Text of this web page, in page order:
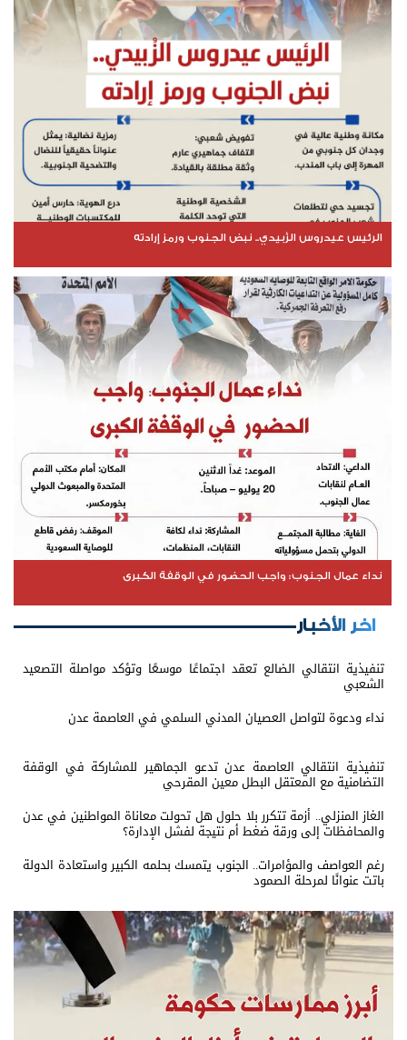
الرئيس عيدروس الزُبيدي.. نبض الجنوب ورمز إرادته
نداء عمال الجنوب: واجب الحضور في الوقفة الكبرى
اخر الأخبار
تنفيذية انتقالي الضالع تعقد اجتماعًا موسعًا وتؤكد مواصلة التصعيد
الشعبي
نداء ودعوة لتواصل العصيان المدني السلمي في العاصمة عدن
تنفيذية انتقالي العاصمة عدن تدعو الجماهير للمشاركة في الوقفة
التضامنية مع المعتقل البطل معين المقرحي
الغاز المنزلي.. أزمة تتكرر بلا حلول هل تحولت معاناة المواطنين في عدن
والمحافظات إلى ورقة ضغط أم نتيجة لفشل الإدارة؟
رغم العواصف والمؤامرات.. الجنوب يتمسك بحلمه الكبير واستعادة الدولة
باتت عنوانًا لمرحلة الصمود